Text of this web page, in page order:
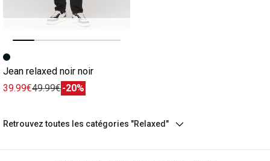
Image précédente
Image suivante
Jean relaxed noir noir
39.99€49.99€-20%
Retrouvez toutes les catégories "Relaxed"